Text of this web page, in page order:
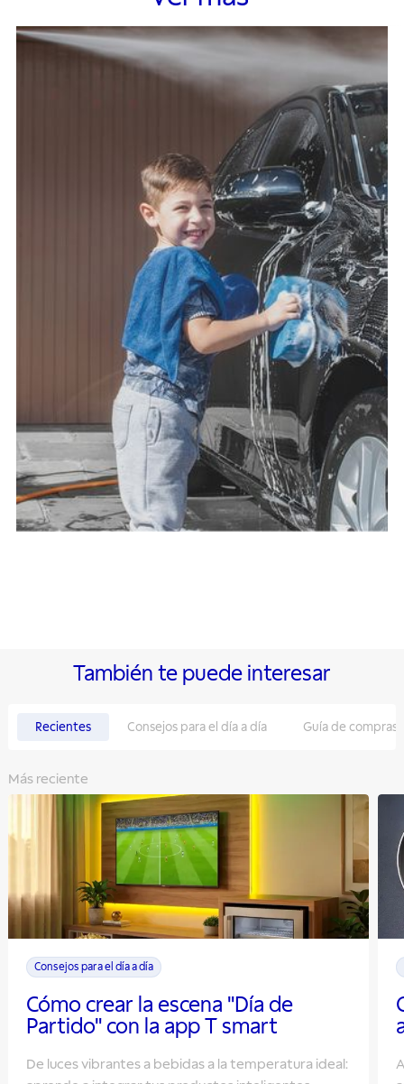
También te puede interesar
Recientes Consejos para el día a día Guía de compras
Más reciente
Consejos para el día a día
Cómo crear la escena "Día de
Partido" con la app T smart
De luces vibrantes a bebidas a la temperatura ideal: